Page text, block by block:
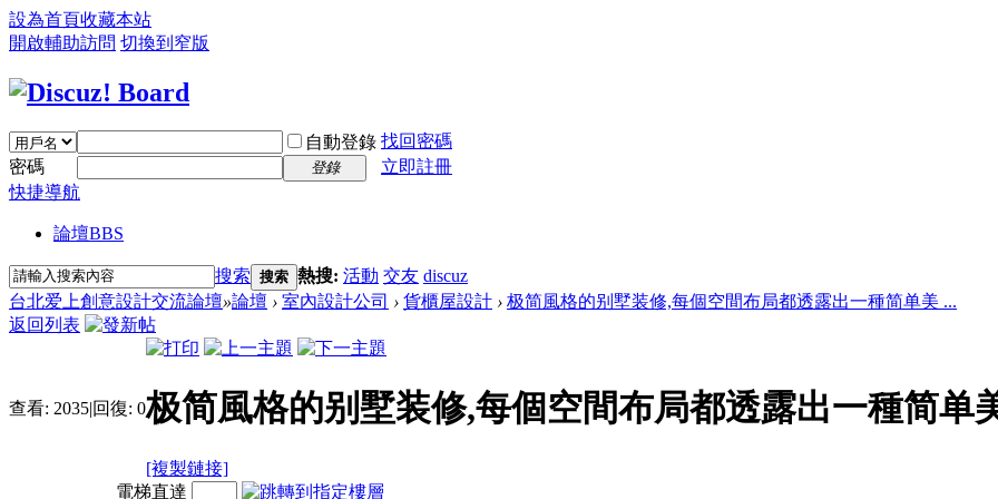
設為首頁收藏本站
開啟輔助訪問 切換到窄版
自動登錄 找回密碼
密碼
登錄
立即註冊
快捷導航
論壇BBS
搜索 搜索 熱搜: 活動 交友 discuz
台北爱上創意設計交流論壇»論壇 › 室內設計公司 › 貨櫃屋設計 › 极简風格的别墅装修,每個空間布局都透露出一種简单美 ...
返回列表
查看: 2035|回復: 0极简風格的别墅装修,每個空間布局都透露出一種简单
[複製鏈接]
電梯直達